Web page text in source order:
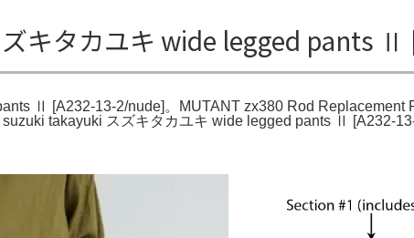
キタカユキ wide legged pants
Ⅱ [A232-13-2/nude]。MUTANT zx380 Rod
takayuki スズキタカユキ wide legged pants Ⅱ [A232-13-